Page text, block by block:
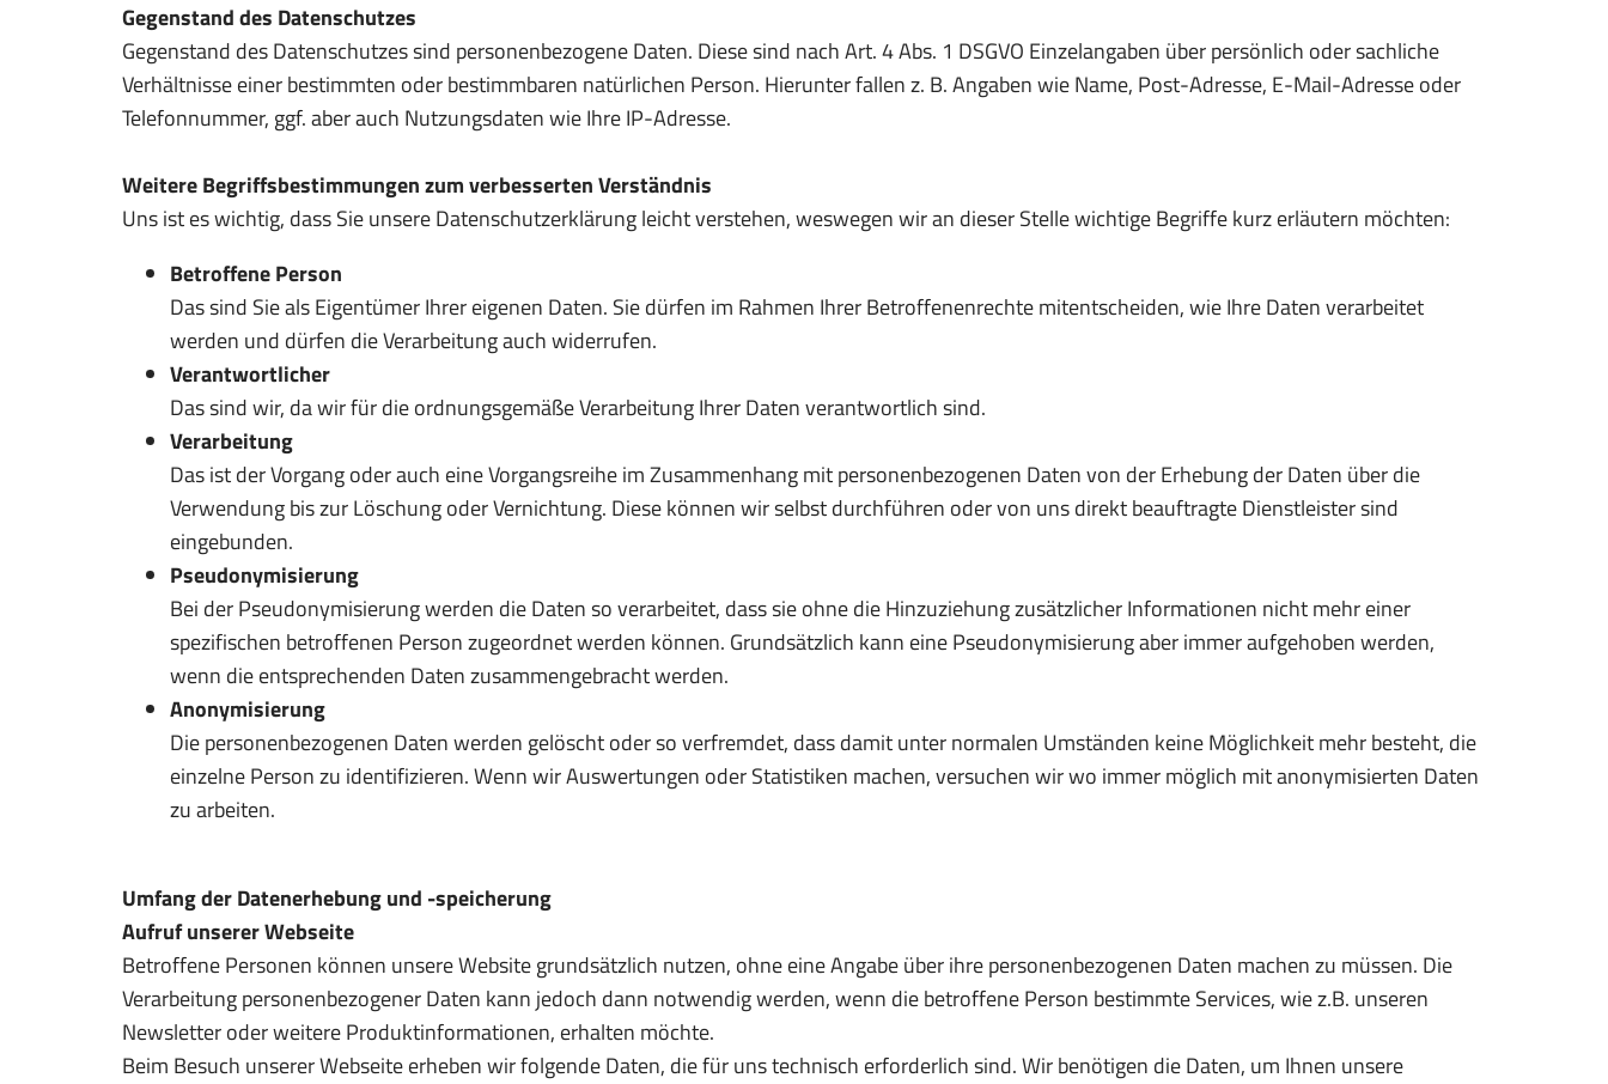
Gegenstand des Datenschutzes
Gegenstand des Datenschutzes sind personenbezogene Daten. Diese sind nach Art. 4 Abs. 1 DSGVO Einzelangaben über persönlich oder sachliche
Verhältnisse einer bestimmten oder bestimmbaren natürlichen Person. Hierunter fallen z. B. Angaben wie Name, Post-Adresse, E-Mail-Adresse oder
Telefonnummer, ggf. aber auch Nutzungsdaten wie Ihre IP-Adresse.
Weitere Begriffsbestimmungen zum verbesserten Verständnis
Uns ist es wichtig, dass Sie unsere Datenschutzerklärung leicht verstehen, weswegen wir an dieser Stelle wichtige Begriffe kurz erläutern möchten:
Betroffene Person
Das sind Sie als Eigentümer Ihrer eigenen Daten. Sie dürfen im Rahmen Ihrer Betroffenenrechte mitentscheiden, wie Ihre Daten verarbeitet
werden und dürfen die Verarbeitung auch widerrufen.
Verantwortlicher
Das sind wir, da wir für die ordnungsgemäße Verarbeitung Ihrer Daten verantwortlich sind.
Verarbeitung
Das ist der Vorgang oder auch eine Vorgangsreihe im Zusammenhang mit personenbezogenen Daten von der Erhebung der Daten über die
Verwendung bis zur Löschung oder Vernichtung. Diese können wir selbst durchführen oder von uns direkt beauftragte Dienstleister sind
eingebunden.
Pseudonymisierung
Bei der Pseudonymisierung werden die Daten so verarbeitet, dass sie ohne die Hinzuziehung zusätzlicher Informationen nicht mehr einer
spezifischen betroffenen Person zugeordnet werden können. Grundsätzlich kann eine Pseudonymisierung aber immer aufgehoben werden,
wenn die entsprechenden Daten zusammengebracht werden.
Anonymisierung
Die personenbezogenen Daten werden gelöscht oder so verfremdet, dass damit unter normalen Umständen keine Möglichkeit mehr besteht, die
einzelne Person zu identifizieren. Wenn wir Auswertungen oder Statistiken machen, versuchen wir wo immer möglich mit anonymisierten Daten
zu arbeiten.
Umfang der Datenerhebung und -speicherung
Aufruf unserer Webseite
Betroffene Personen können unsere Website grundsätzlich nutzen, ohne eine Angabe über ihre personenbezogenen Daten machen zu müssen. Die
Verarbeitung personenbezogener Daten kann jedoch dann notwendig werden, wenn die betroffene Person bestimmte Services, wie z.B. unseren
Newsletter oder weitere Produktinformationen, erhalten möchte.
Beim Besuch unserer Webseite erheben wir folgende Daten, die für uns technisch erforderlich sind. Wir benötigen die Daten, um Ihnen unsere